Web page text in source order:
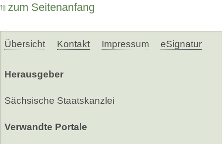
zum Seitenanfang
Übersicht Kontakt Impressum eSignatur
Herausgeber
Sächsische Staatskanzlei
Verwandte Portale